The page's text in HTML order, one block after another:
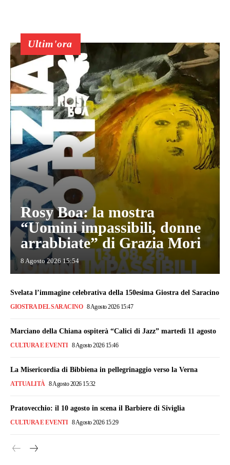
Ultim'ora
Rosy Boa: la mostra
“Uomini impassibili, donne
arrabbiate” di Grazia Mori
8 Agosto 2026 15:54
Svelata l’immagine celebrativa della 150esima Giostra del Saracino
GIOSTRA DEL SARACINO 8 Agosto 2026 15:47
Marciano della Chiana ospiterà “Calici di Jazz” martedì 11 agosto
CULTURA E EVENTI 8 Agosto 2026 15:46
La Misericordia di Bibbiena in pellegrinaggio verso la Verna
ATTUALITÀ 8 Agosto 2026 15:32
Pratovecchio: il 10 agosto in scena il Barbiere di Siviglia
CULTURA E EVENTI 8 Agosto 2026 15:29